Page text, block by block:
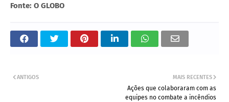
Fonte: O GLOBO
MAIS RECENTES
Ações que colaboraram com as
equipes no combate a incêndios
ANTIGOS